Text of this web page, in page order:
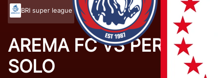
BRI super league
AREMA FCVSPERSIS
SOLO